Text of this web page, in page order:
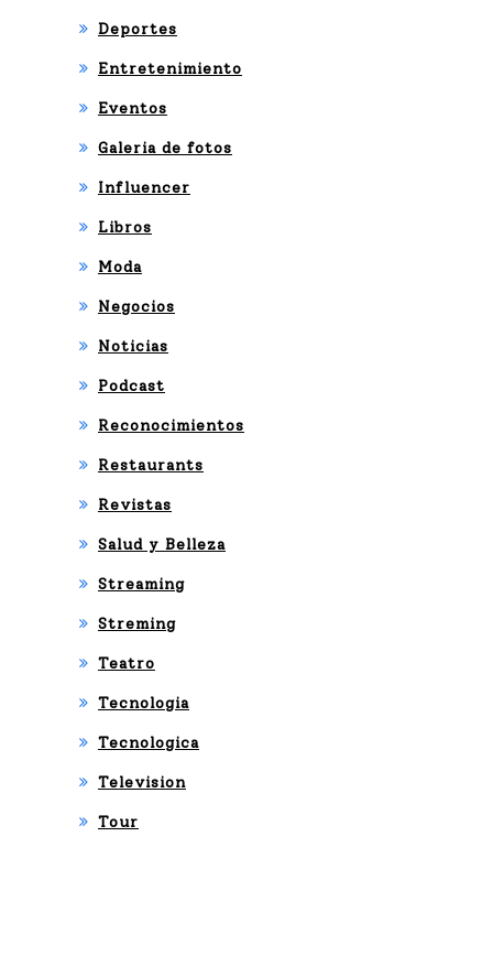
Deportes
Entretenimiento
Eventos
Galeria de fotos
Influencer
Libros
Moda
Negocios
Noticias
Podcast
Reconocimientos
Restaurants
Revistas
Salud y Belleza
Streaming
Streming
Teatro
Tecnologia
Tecnologica
Television
Tour